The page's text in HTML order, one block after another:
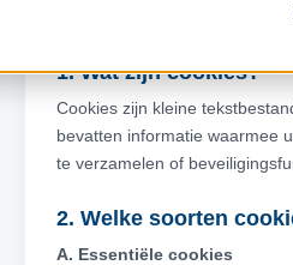
uw cookie-instellingen kunt
1. Wat zijn cookies?
Cookies zijn kleine
bevatten informatie waarmee
te verzamelen of
2. Welke soorten
A. Essentiële cookies